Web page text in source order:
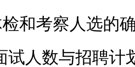
考察人选的
人数与招聘计